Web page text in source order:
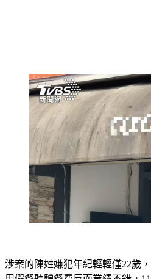
涉案的陳姓嫌犯年紀輕輕僅22歲